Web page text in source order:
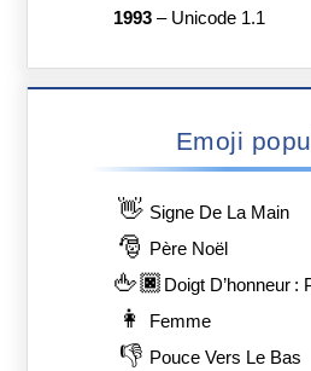
1993– Unicode 1.1
Emoji
👋 Signe De La Main
🎅 Père Noël
🖕🏿 Doigt D’honneur :
👩 Femme
👎 Pouce Vers Le Bas